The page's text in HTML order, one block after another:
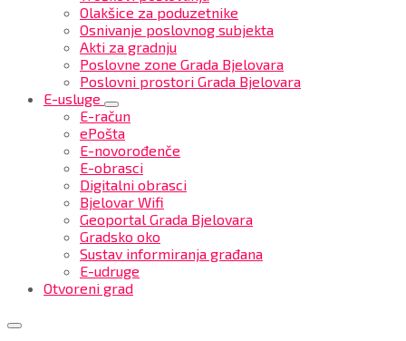
Olakšice za poduzetnike
Osnivanje poslovnog subjekta
Akti za gradnju
Poslovne zone Grada Bjelovara
Poslovni prostori Grada Bjelovara
E-usluge
E-račun
ePošta
E-novorođenče
E-obrasci
Digitalni obrasci
Bjelovar Wifi
Geoportal Grada Bjelovara
Gradsko oko
Sustav informiranja građana
E-udruge
Otvoreni grad